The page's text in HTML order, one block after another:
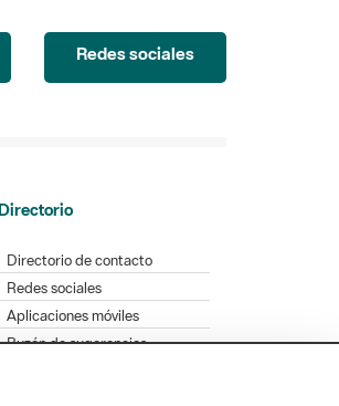
Redes sociales
Directorio
Directorio de contacto
Redes sociales
Aplicaciones móviles
Buzón de sugerencias